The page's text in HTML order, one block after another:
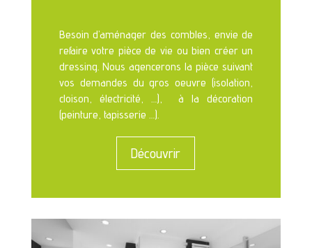
Besoin d’aménager des combles, envie de
refaire votre pièce de vie ou bien créer un
dressing. Nous agencerons la pièce suivant
vos demandes du gros oeuvre (isolation,
cloison, électricité, …), à la décoration
(peinture, tapisserie …).
Découvrir